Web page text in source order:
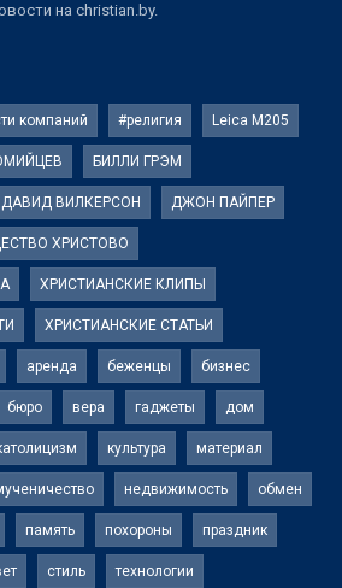
на christian.by.
компаний #религия Leica M205
БИЛЛИ ГРЭМ
ДАВИД ВИЛКЕРСОН ДЖОН ПАЙПЕР
ХРИСТОВО
ХРИСТИАНСКИЕ КЛИПЫ
ХРИСТИАНСКИЕ СТАТЬИ
аренда беженцы бизнес
бюро вера гаджеты дом
культура материал
недвижимость обмен
память похороны праздник
стиль технологии